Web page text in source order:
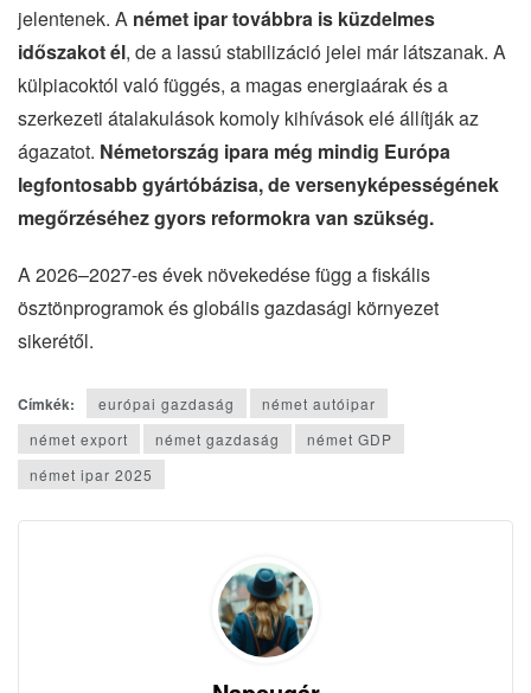
jelentenek. A német ipar továbbra is küzdelmes
időszakot él, de a lassú stabilizáció jelei már látszanak. A
külpiacoktól való függés, a magas energiaárak és a
szerkezeti átalakulások komoly kihívások elé állítják az
ágazatot. Németország ipara még mindig Európa
legfontosabb gyártóbázisa, de versenyképességének
megőrzéséhez gyors reformokra van szükség.
A 2026–2027-es évek növekedése függ a fiskális
ösztönprogramok és globális gazdasági környezet
sikerétől.
Címkék: európai gazdaság
német autóipar
német export
német gazdaság
német GDP
német ipar 2025